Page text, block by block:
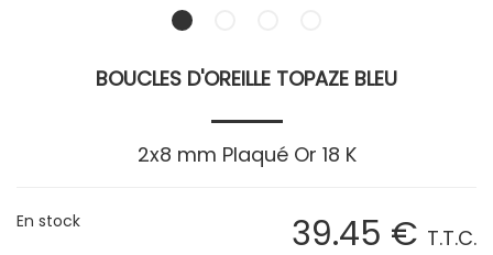
BOUCLES D'OREILLE TOPAZE BLEU
2x8 mm Plaqué Or 18 K
39.45 € T.T.C.
En stock